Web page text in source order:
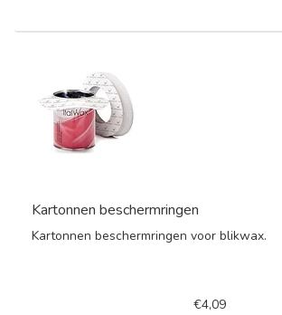
Kartonnen beschermringen
Kartonnen beschermringen voor blikwax.
€4,09